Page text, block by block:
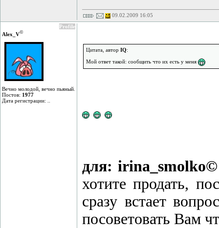
09.02.2009 16:05
Profile
Alex_V©
Вечно молодой, вечно пьяный.
Постов: 1977
Дата регистрации: ..
Цитата, автор IQ:
Мой ответ такой: сообщить что их есть у меня
для: irina_smolko©
хотите продать,
сразу встает
посоветовать Вам